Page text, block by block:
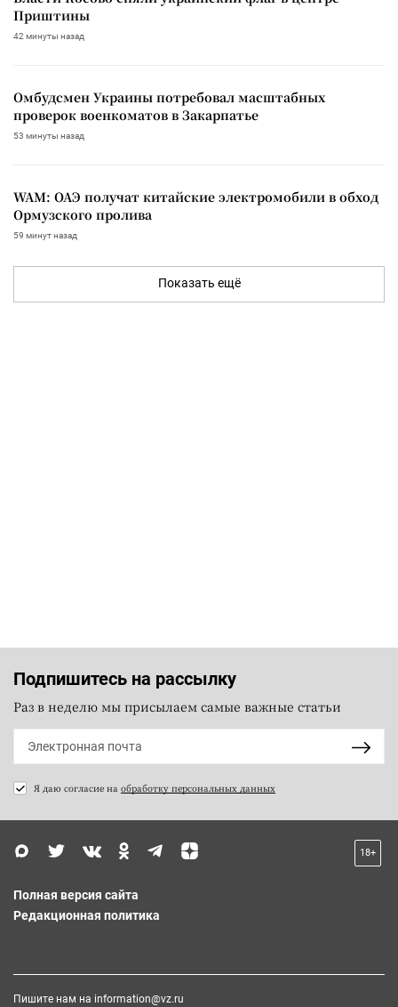
Приштины
42 минуты назад
Омбудсмен Украины потребовал масштабных
проверок военкоматов в Закарпатье
53 минуты назад
WAM: ОАЭ получат китайские электромобили в обход
Ормузского пролива
59 минут назад
Показать ещё
Подпишитесь на рассылку
Раз в неделю мы присылаем самые важные статьи
Я даю согласие на обработку персональных данных
18+
Полная версия сайта
Редакционная политика
Пишите нам на information@vz.ru